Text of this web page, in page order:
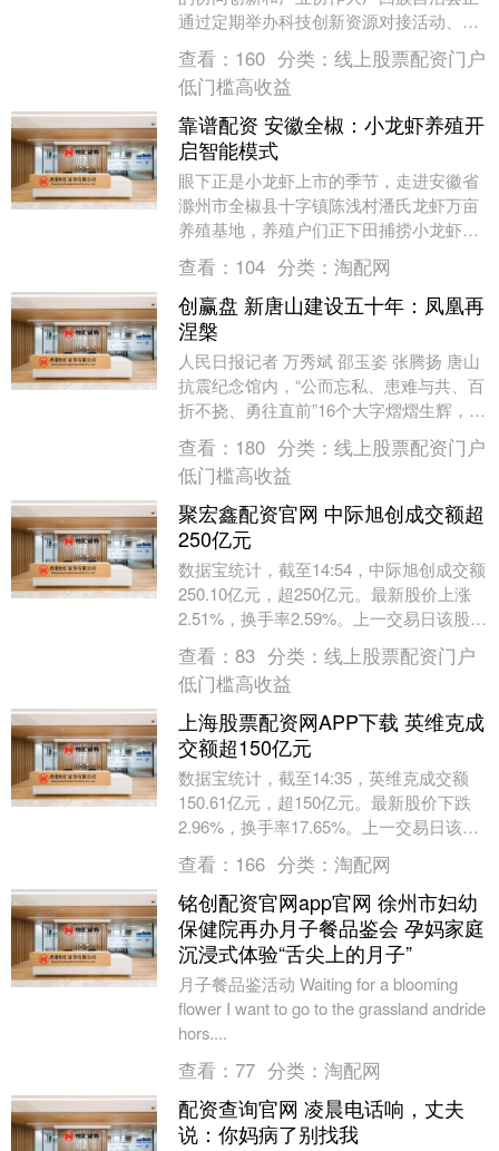
通过定期举办科技创新资源对接活动、搭
建共享研发平台、优化营商环境等一系列
举措，加快推动科....
查看： 160 分类： 线上股票配资门户
低门槛高收益
靠谱配资 安徽全椒：小龙虾养殖开
启智能模式
眼下正是小龙虾上市的季节，走进安徽省
滁州市全椒县十字镇陈浅村潘氏龙虾万亩
养殖基地，养殖户们正下田捕捞小龙虾。
收笼、倒虾、入桶……一连串动作麻利娴
熟，不一会儿，水....
查看： 104 分类： 淘配网
创赢盘 新唐山建设五十年：凤凰再
涅槃
人民日报记者 万秀斌 邵玉姿 张腾扬 唐山
抗震纪念馆内，“公而忘私、患难与共、百
折不挠、勇往直前”16个大字熠熠生辉，镌
刻着1976年抗震救灾的精神力量，见证
着....
查看： 180 分类： 线上股票配资门户
低门槛高收益
聚宏鑫配资官网 中际旭创成交额超
250亿元
数据宝统计，截至14:54，中际旭创成交额
250.10亿元，超250亿元。最新股价上涨
2.51%，换手率2.59%。上一交易日该股全
天成交额为214.34亿元。....
查看： 83 分类： 线上股票配资门户
低门槛高收益
上海股票配资网APP下载 英维克成
交额超150亿元
数据宝统计，截至14:35，英维克成交额
150.61亿元，超150亿元。最新股价下跌
2.96%，换手率17.65%。上一交易日该股
全天成交额为6.52亿元。（数....
查看： 166 分类： 淘配网
铭创配资官网app官网 徐州市妇幼
保健院再办月子餐品鉴会 孕妈家庭
沉浸式体验“舌尖上的月子”
月子餐品鉴活动 Waiting for a blooming
flower I want to go to the grassland andride
hors....
查看： 77 分类： 淘配网
配资查询官网 凌晨电话响，丈夫
说：你妈病了别找我